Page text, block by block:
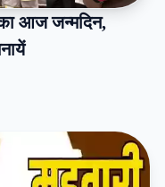
आज जन्मदिन,